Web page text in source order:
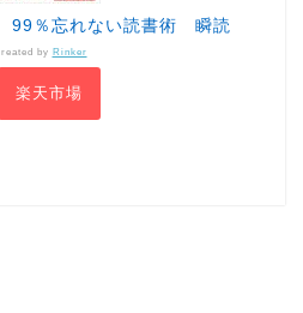
99％忘れない読書術 瞬読
by Rinker
楽天市場